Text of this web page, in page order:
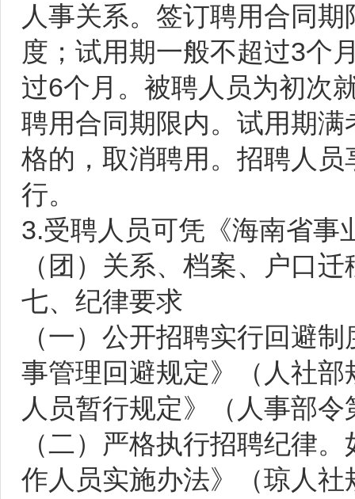
人事关系。签订聘用合同
度；试用期一般不超过3个
过6个月。被聘人员为初次
聘用合同期限内。试用期
格的，取消聘用。招聘人
行。
3.受聘人员可凭《海南省事
（团）关系、档案、户口
七、纪律要求
（一）公开招聘实行回避
事管理回避规定》（人社
人员暂行规定》（人事部
（二）严格执行招聘纪律
作人员实施办法》（琼人